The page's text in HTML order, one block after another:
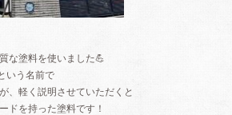
な塗料を使いました💪
いう名前で
、軽く説明させていただくと
ドを持った塗料です！